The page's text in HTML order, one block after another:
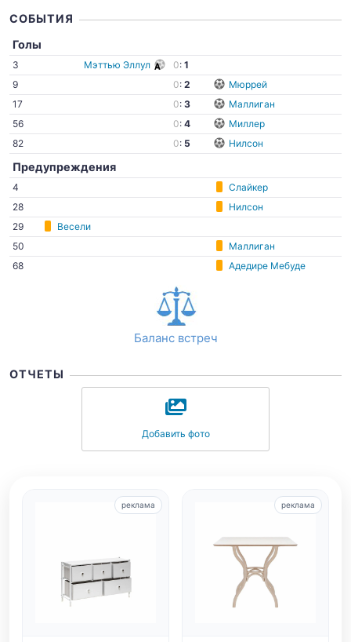
СОБЫТИЯ
Голы
3 Мэттью Эллул 0: 1
9
0: 2
Мюррей
17
0: 3
Маллиган
56
0: 4
Миллер
82
0: 5 Нилсон
Предупреждения
4
Слайкер
28
Нилсон
29
Весели
50
Маллиган
68
Адедире Мебуде
Баланс встреч
ОТЧЕТЫ
Добавить фото
реклама реклама